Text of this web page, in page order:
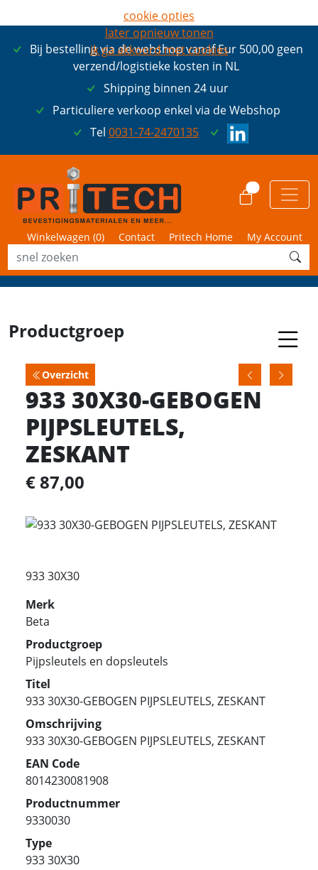
Bij bestelling via de webshop vanaf Eur 500,00 geen
verzend/logistieke kosten in NL
Shipping binnen 24 uur
Particuliere verkoop enkel via de Webshop
Tel 0031-74-2470135
Winkelwagen (0) Contact Pritech Home My Account
Productgroep
Overzicht
933 30X30-GEBOGEN
PIJPSLEUTELS,
ZESKANT
€ 87,00
933 30X30
Merk
Beta
Productgroep
Pijpsleutels en dopsleutels
Titel
933 30X30-GEBOGEN PIJPSLEUTELS, ZESKANT
Omschrijving
933 30X30-GEBOGEN PIJPSLEUTELS, ZESKANT
EAN Code
8014230081908
Productnummer
9330030
Type
933 30X30
cookie opties
later opnieuw tonen
ik ga akkoord met cookies